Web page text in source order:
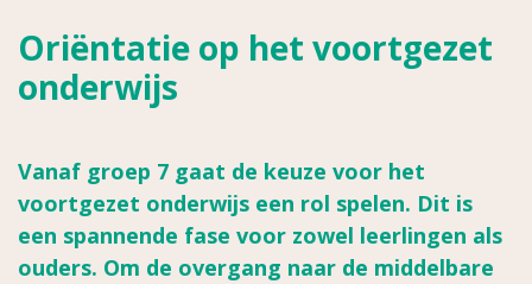
Oriëntatie op het voortgezet
onderwijs
Vanaf groep 7 gaat de keuze voor het
voortgezet onderwijs een rol spelen. Dit is
een spannende fase voor zowel leerlingen als
ouders. Om de overgang naar de middelbare